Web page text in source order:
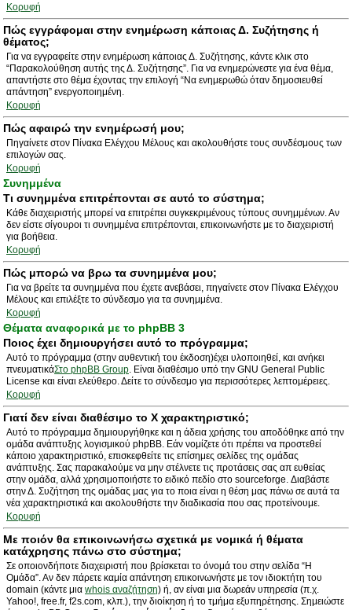
Κορυφή
Πώς εγγράφομαι στην ενημέρωση κάποιας Δ. Συζήτησης ή
θέματος;
Για να εγγραφείτε στην ενημέρωση κάποιας Δ. Συζήτησης, κάντε κλικ στο
“Παρακολούθηση αυτής της Δ. Συζήτησης”. Για να ενημερώνεστε για ένα θέμα,
απαντήστε στο θέμα έχοντας την επιλογή “Να ενημερωθώ όταν δημοσιευθεί
απάντηση” ενεργοποιημένη.
Κορυφή
Πώς αφαιρώ την ενημέρωσή μου;
Πηγαίνετε στον Πίνακα Ελέγχου Μέλους και ακολουθήστε τους συνδέσμους των
επιλογών σας.
Κορυφή
Συνημμένα
Τι συνημμένα επιτρέπονται σε αυτό το σύστημα;
Κάθε διαχειριστής μπορεί να επιτρέπει συγκεκριμένους τύπους συνημμένων. Αν
δεν είστε σίγουροι τι συνημμένα επιτρέπονται, επικοινωνήστε με το διαχειριστή
για βοήθεια.
Κορυφή
Πώς μπορώ να βρω τα συνημμένα μου;
Για να βρείτε τα συνημμένα που έχετε ανεβάσει, πηγαίνετε στον Πίνακα Ελέγχου
Μέλους και επιλέξτε το σύνδεσμο για τα συνημμένα.
Κορυφή
Θέματα αναφορικά με το phpBB 3
Ποιος έχει δημιουργήσει αυτό το πρόγραμμα;
Αυτό το πρόγραμμα (στην αυθεντική του έκδοση)έχει υλοποιηθεί, και ανήκει
πνευματικάΣτο phpBB Group. Είναι διαθέσιμο υπό την GNU General Public
License και είναι ελεύθερο. Δείτε το σύνδεσμο για περισσότερες λεπτομέρειες.
Κορυφή
Γιατί δεν είναι διαθέσιμο το Χ χαρακτηριστικό;
Αυτό το πρόγραμμα δημιουργήθηκε και η άδεια χρήσης του αποδόθηκε από την
ομάδα ανάπτυξης λογισμικού phpBB. Εάν νομίζετε ότι πρέπει να προστεθεί
κάποιο χαρακτηριστικό, επισκεφθείτε τις επίσημες σελίδες της ομάδας
ανάπτυξης. Σας παρακαλούμε να μην στέλνετε τις προτάσεις σας απ ευθείας
στην ομάδα, αλλά χρησιμοποιήστε το ειδικό πεδίο στο sourceforge. Διαβάστε
στην Δ. Συζήτηση της ομάδας μας για το ποια είναι η θέση μας πάνω σε αυτά τα
νέα χαρακτηριστικά και ακολουθήστε την διαδικασία που σας προτείνουμε.
Κορυφή
Με ποιόν θα επικοινωνήσω σχετικά με νομικά ή θέματα
κατάχρησης πάνω στο σύστημα;
Σε οποιονδήποτε διαχειριστή που βρίσκεται το όνομά του στην σελίδα “Η
Ομάδα”. Αν δεν πάρετε καμία απάντηση επικοινωνήστε με τον ιδιοκτήτη του
domain (κάντε μια whois αναζήτηση) ή, αν είναι μια δωρεάν υπηρεσία (π.χ.
Yahoo!, free.fr, f2s.com, κλπ.), την διοίκηση ή το τμήμα εξυπηρέτησης. Σημειώστε